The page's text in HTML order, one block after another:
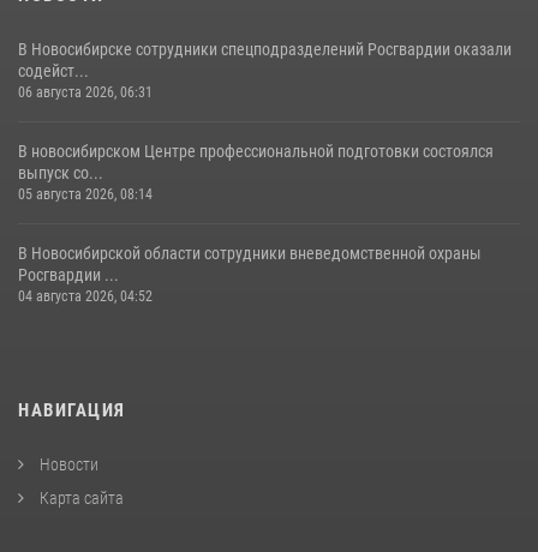
В Новосибирске сотрудники спецподразделений Росгвардии оказали
содейст...
06 августа 2026, 06:31
В новосибирском Центре профессиональной подготовки состоялся
выпуск со...
05 августа 2026, 08:14
В Новосибирской области сотрудники вневедомственной охраны
Росгвардии ...
04 августа 2026, 04:52
НАВИГАЦИЯ
Новости
Карта сайта